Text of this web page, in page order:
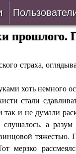
Авторы
Все
Беты
VIP
Онлайн
прошлого.
страха,
хоть немного
стали
так и не думали
а
тяжестью.
мерзко